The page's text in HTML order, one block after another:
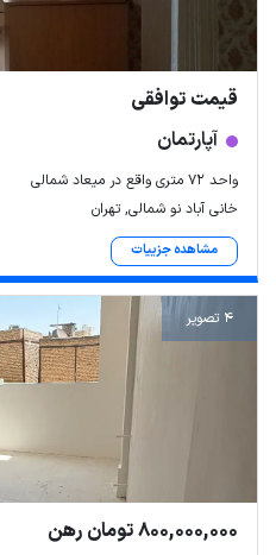
قیمت توافقی
آپارتمان
واحد ۷۲ متری واقع در میعاد شمالی
خانی آباد نو شمالی, تهران
مشاهده جزییات
4 تصویر
800,000,000 تومان رهن